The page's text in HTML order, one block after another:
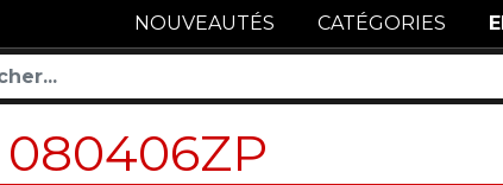
NOUVEAUTÉS CATÉGORIES
080406ZP